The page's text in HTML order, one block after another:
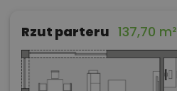
Rzut parteru 137,70 m²